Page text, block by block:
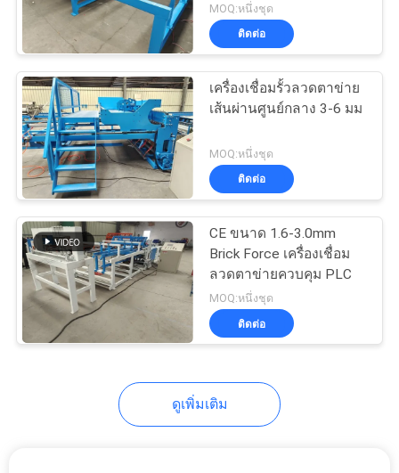
เหล็ก
เครื่องลวดหนาม
มีดโกน
โยงโซ่
MOQ:หนึ่งชุด
ติดต่อ
เครื่องเชื่อมรั้วลวดตาข่าย
เส้นผ่านศูนย์กลาง 3-6 มม
MOQ:หนึ่งชุด
ติดต่อ
CE ขนาด 1.6-3.0mm
Brick Force เครื่องเชื่อม
ลวดตาข่ายควบคุม PLC
MOQ:หนึ่งชุด
ติดต่อ
ดูเพิ่มเติม